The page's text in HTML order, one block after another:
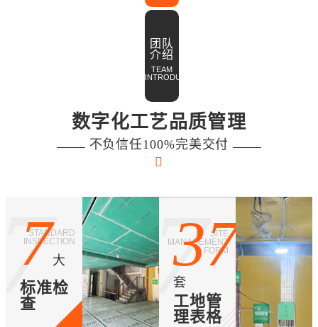
团队
介绍
TEAM
INTRODUCTION
数字化工艺品质管理
不负信任100%完美交付
7大
标准检
查
STANDARD
INSPECTION
37
套
工地管
理表格
SITE
MANAGEMENT
FORM
37